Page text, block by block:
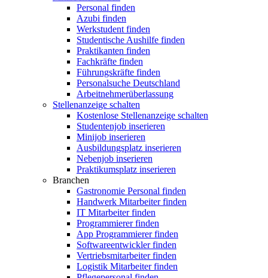
Personal finden
Azubi finden
Werkstudent finden
Studentische Aushilfe finden
Praktikanten finden
Fachkräfte finden
Führungskräfte finden
Personalsuche Deutschland
Arbeitnehmerüberlassung
Stellenanzeige schalten
Kostenlose Stellenanzeige schalten
Studentenjob inserieren
Minijob inserieren
Ausbildungsplatz inserieren
Nebenjob inserieren
Praktikumsplatz inserieren
Branchen
Gastronomie Personal finden
Handwerk Mitarbeiter finden
IT Mitarbeiter finden
Programmierer finden
App Programmierer finden
Softwareentwickler finden
Vertriebsmitarbeiter finden
Logistik Mitarbeiter finden